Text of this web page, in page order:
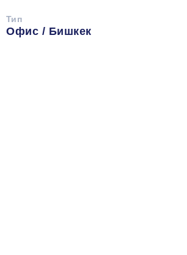
Тип
Офис / Бишкек